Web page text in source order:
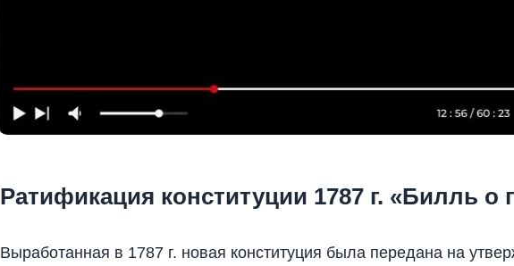
Ратификация конституции 1787 г. «Билль о
Выработанная в 1787 г. новая конституция была передана на